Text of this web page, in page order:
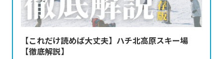
【これだけ読めば大丈夫】ハチ北高原スキー場
【徹底解説】